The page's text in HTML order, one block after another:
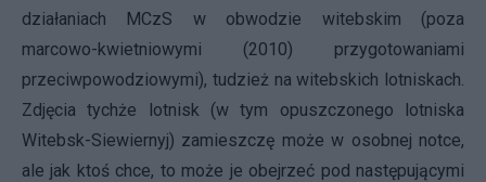
działaniach MCzS w obwodzie witebskim (poza
marcowo-kwietniowymi (2010) przygotowaniami
przeciwpowodziowymi), tudzież na witebskich lotniskach.
Zdjęcia tychże lotnisk (w tym opuszczonego lotniska
Witebsk-Siewiernyj) zamieszczę może w osobnej notce,
ale jak ktoś chce, to może je obejrzeć pod następującymi